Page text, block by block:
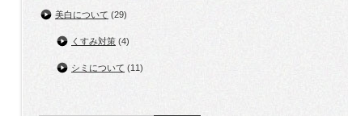
美白について (29)
くすみ対策 (4)
シミについて (11)